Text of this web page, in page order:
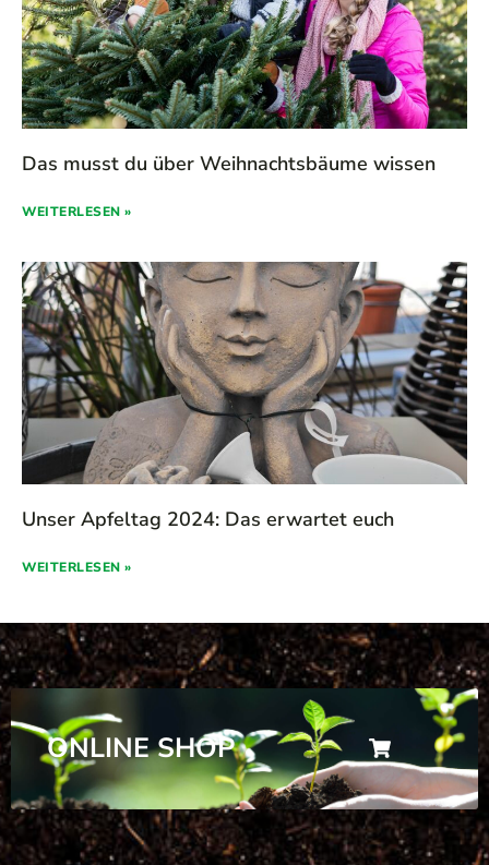
Das musst du über Weihnachtsbäume wissen
WEITERLESEN »
Unser Apfeltag 2024: Das erwartet euch
WEITERLESEN »
ONLINE SHOP